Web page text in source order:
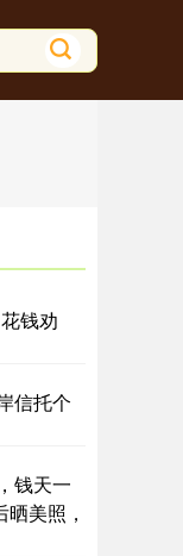
钱劝
信托个
钱天一
美照，